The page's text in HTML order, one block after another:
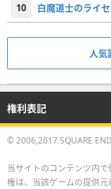
10 白魔道士のライ
人気
権利表記
© 2006,2017 SQUARE
当サイトのコンテンツ内
権は、当該ゲームの提供元